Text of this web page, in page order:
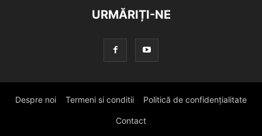
URMĂRIȚI-NE
Despre noi Termeni si conditii Politică de confidențialitate
Contact